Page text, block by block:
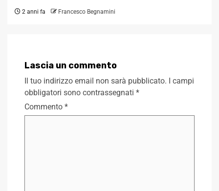
2 anni fa Francesco Begnamini
Lascia un commento
Il tuo indirizzo email non sarà pubblicato.
I campi
obbligatori sono contrassegnati *
Commento *